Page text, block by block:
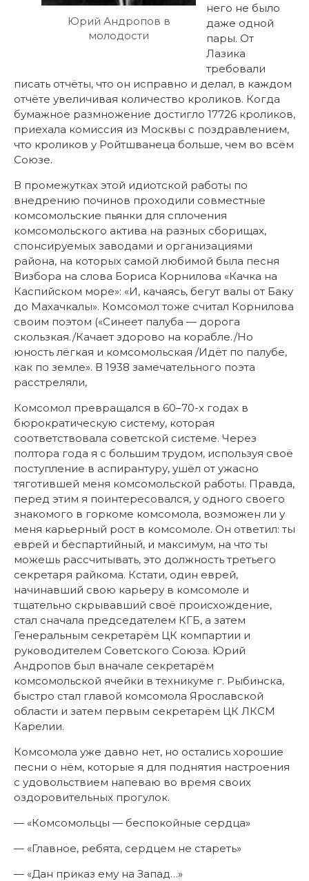
Юрий Андропов в
молодости
него не было
даже одной
пары. От
Лазика
требовали
писать отчёты, что он исправно и делал, в каждом
отчёте увеличивая количество кроликов. Когда
бумажное размножение достигло 17726 кроликов,
приехала комиссия из Москвы с поздравлением,
что кроликов у Ройтшванеца больше, чем во всём
Союзе.
В промежутках этой идиотской работы по
внедрению починов проходили совместные
комсомольские пьянки для сплочения
комсомольского актива на разных сборищах,
спонсируемых заводами и организациями
района, на которых самой любимой была песня
Визбора на слова Бориса Корнилова «Качка на
Каспийском море»: «И, качаясь, бегут валы от Баку
до Махачкалы». Комсомол тоже считал Корнилова
своим поэтом («Синеет палуба — дорога
скользкая./Качает здорово на корабле./Но
юность лёгкая и комсомольская /Идёт по палубе,
как по земле». В 1938 замечательного поэта
расстреляли,
Комсомол превращался в 60–70-х годах в
бюрократическую систему, которая
соответствовала советской системе. Через
полтора года я с большим трудом, используя своё
поступление в аспирантуру, ушёл от ужасно
тяготившей меня комсомольской работы. Правда,
перед этим я поинтересовался, у одного своего
знакомого в горкоме комсомола, возможен ли у
меня карьерный рост в комсомоле. Он ответил: ты
еврей и беспартийный, и максимум, на что ты
можешь рассчитывать, это должность третьего
секретаря райкома. Кстати, один еврей,
начинавший свою карьеру в комсомоле и
тщательно скрывавший своё происхождение,
стал сначала председателем КГБ, а затем
Генеральным секретарём ЦК компартии и
руководителем Советского Союза. Юрий
Андропов был вначале секретарём
комсомольской ячейки в техникуме г. Рыбинска,
быстро стал главой комсомола Ярославской
области и затем первым секретарём ЦК ЛКСМ
Карелии.
Комсомола уже давно нет, но остались хорошие
песни о нём, которые я для поднятия настроения
с удовольствием напеваю во время своих
оздоровительных прогулок.
— «Комсомольцы — беспокойные сердца»
— «Главное, ребята, сердцем не стареть»
— «Дан приказ ему на Запад…»